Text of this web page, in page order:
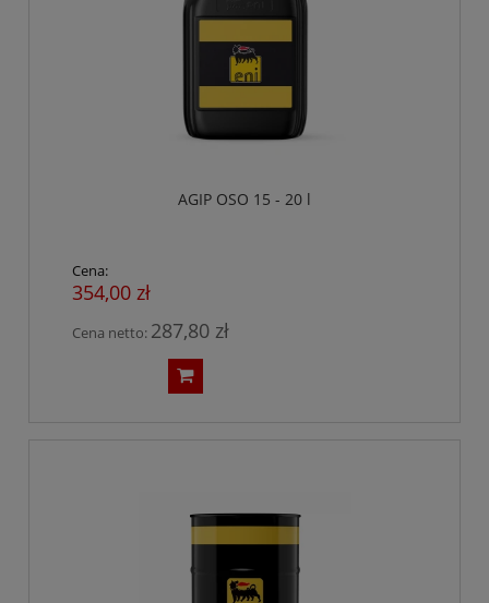
AGIP OSO 15 - 20 l
Cena:
354,00 zł
Cena netto: 287,80 zł